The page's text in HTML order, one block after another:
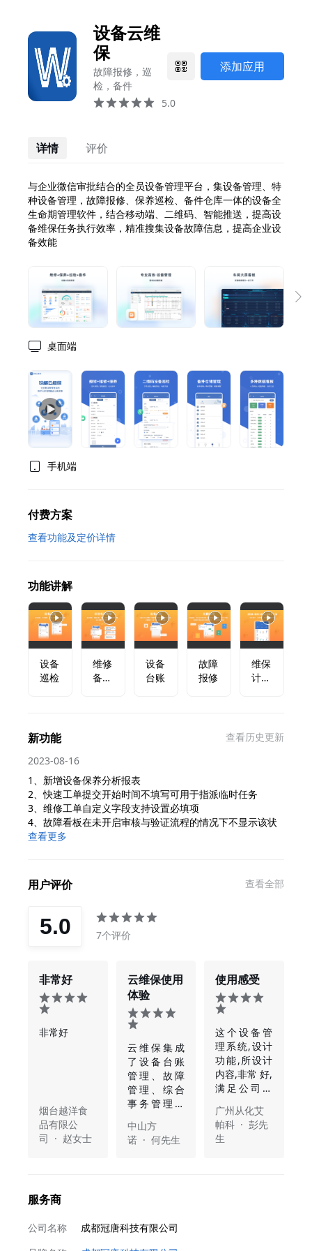
设备云维
保
故障报修，巡
检，备件
5.0
添加应用
设备云维保
详情 评价
与企业微信审批结合的全员设备管理平台，集设备管理、特
种设备管理，故障报修、保养巡检、备件仓库一体的设备全
生命期管理软件，结合移动端、二维码、智能推送，提高设
备维保任务执行效率，精准搜集设备故障信息，提高企业设
备效能
桌面端
手机端
付费方案
查看功能及定价详情
功能讲解
设备
巡检
维修
备件
设备
台账
故障
报修
维保
计划
新功能
查看历史更新
2023-08-16
1、新增设备保养分析报表
2、快速工单提交开始时间不填写可用于指派临时任务
3、维修工单自定义字段支持设置必填项
4、故障看板在未开启审核与验证流程的情况下不显示该状
态单据数
查看更多
用户评价 查看全部
5.0 7个评价
非常好
非常好
烟台越洋食
品有限公
司 · 赵女士
云维保使用
体验
云维保集成
了设备台账
管理、故障
管理、综合
事务管理、
划，委外管
理，TPM的
团队的工作
中山方
诺 · 何先生
使用感受
这个设备管
理系统,设计
功能,所设计
内容,非常 好,
满足公司的
求。使用体
验也非常好,
易懂,易操
广州从化艾
帕科 · 彭先
生
服务商
公司名称
成都冠唐科技有限公司